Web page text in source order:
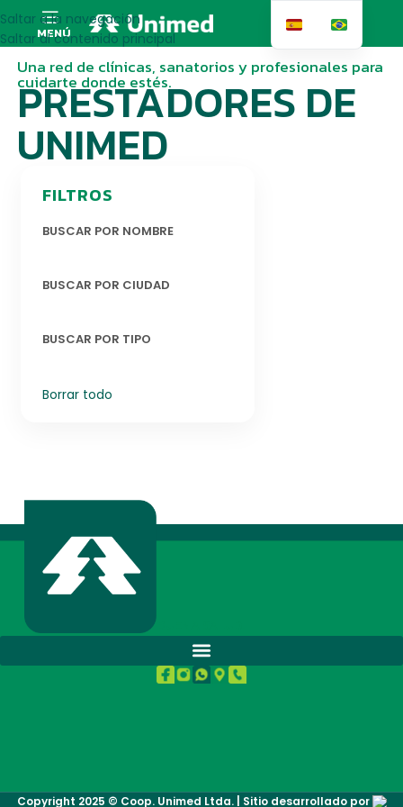
Saltar a la navegación
Saltar al contenido principal
MENÚ
Una red de clínicas, sanatorios y profesionales para
cuidarte donde estés.
PRESTADORES DE
UNIMED
FILTROS
BUSCAR POR NOMBRE
BUSCAR POR CIUDAD
BUSCAR POR TIPO
Borrar todo
Copyright 2025 © Coop. Unimed Ltda. | Sitio desarrollado por